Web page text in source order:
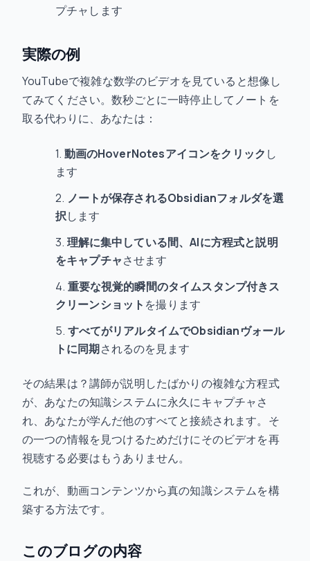
プチャします
実際の例
YouTubeで複雑な数学のビデオを見ていると想像し
てみてください。数秒ごとに一時停止してノートを
取る代わりに、あなたは：
動画のHoverNotesアイコンをクリック し
ます
ノートが保存されるObsidianフォルダを選
択します
理解に集中している間、AIに方程式と説明
をキャプチャさせます
重要な視覚的瞬間のタイムスタンプ付きス
クリーンショット を撮ります
すべてがリアルタイムでObsidianヴォール
トに同期されるのを見ます
その結果は？講師が説明したばかりの複雑な方程式
が、あなたの知識システムに永久にキャプチャさ
れ、あなたが学んだ他のすべてと接続されます。そ
の一つの情報を見つけるためだけにそのビデオを再
視聴する必要はもうありません。
これが、動画コンテンツから真の知識システムを構
築する方法です。
このブログの内容